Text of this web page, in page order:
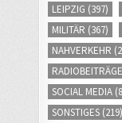
LEIPZIG (397)
MILITÄR (367)
NAHVERKEHR
RADIOBEITRÄGE
SOCIAL MEDIA
SONSTIGES (219)